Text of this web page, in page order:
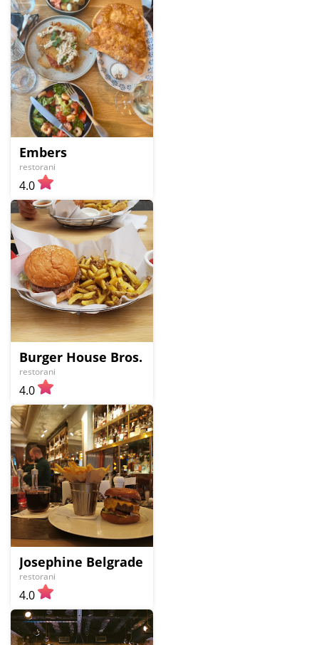
Embers
restorani
4.0
Burger House Bros. Centar
restorani
4.0
Josephine Belgrade
restorani
4.0